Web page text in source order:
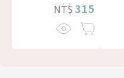
NT$ 315